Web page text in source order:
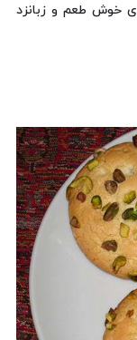
خوش طعم و زبانزد